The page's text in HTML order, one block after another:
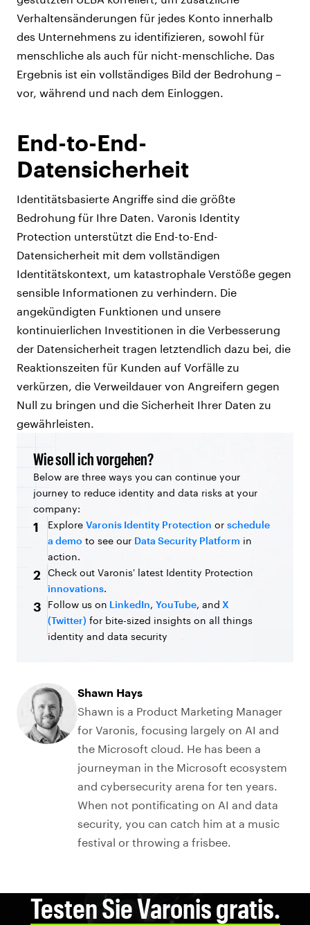
Verhaltensänderungen für jedes Konto innerhalb
des Unternehmens zu identifizieren, sowohl für
menschliche als auch für nicht-menschliche. Das
Ergebnis ist ein vollständiges Bild der Bedrohung –
vor, während und nach dem Einloggen.
End-to-End-
Datensicherheit
Identitätsbasierte Angriffe sind die größte
Bedrohung für Ihre Daten. Varonis Identity
Protection unterstützt die End-to-End-
Datensicherheit mit dem vollständigen
Identitätskontext, um katastrophale Verstöße gegen
sensible Informationen zu verhindern. Die
angekündigten Funktionen und unsere
kontinuierlichen Investitionen in die Verbesserung
der Datensicherheit tragen letztendlich dazu bei, die
Reaktionszeiten für Kunden auf Vorfälle zu
verkürzen, die Verweildauer von Angreifern gegen
Null zu bringen und die Sicherheit Ihrer Daten zu
gewährleisten.
Wie soll ich vorgehen?
Below are three ways you can continue your
journey to reduce identity and data risks at your
company:
1 Explore Varonis Identity Protection or schedule
a demo to see our Data Security Platform in
action.
2
Check out Varonis' latest Identity Protection
innovations.
3 Follow us on LinkedIn, YouTube, and X
(Twitter) for bite-sized insights on all things
identity and data security
Shawn Hays
Shawn is a Product Marketing Manager
for Varonis, focusing largely on AI and
the Microsoft cloud. He has been a
journeyman in the Microsoft ecosystem
and cybersecurity arena for ten years.
When not pontificating on AI and data
security, you can catch him at a music
festival or throwing a frisbee.
Testen Sie Varonis gratis.